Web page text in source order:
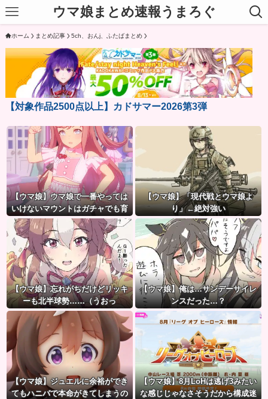
ウマ娘まとめ速報うまろぐ
ホーム まとめ記事 5ch、おんj、ふたばまとめ
【対象作品2500点以上】カドサマー2026第3弾
【ウマ娘】ウマ娘で一番やっては
いけないマウントはガチャでも育
成でもグッズでもなく、これ。
【ウマ娘】「現代戦とウマ娘よ
り」←絶対強い
【ウマ娘】忘れがちだけどリッキ
ーも北半球勢……（うおっ
【ウマ娘】俺は…サンデーサイレ
ンスだった…？
【ウマ娘】ジュエルに余裕ができ
てもハニバで本命がきてしまうの
【ウマ娘】8月LoHは逃げ3みたい
な感じじゃなさそうだから構成迷